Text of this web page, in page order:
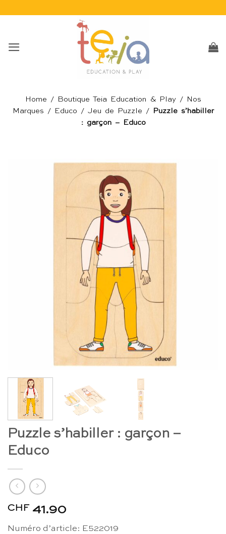
Home / Boutique Teia Education & Play/
Nos
Marques / Educo / Jeu de Puzzle /
Puzzle s’habiller
: garçon – Educo
Puzzle s’habiller : garçon –
Educo
CHF 41.90
Numéro d’article: E522019